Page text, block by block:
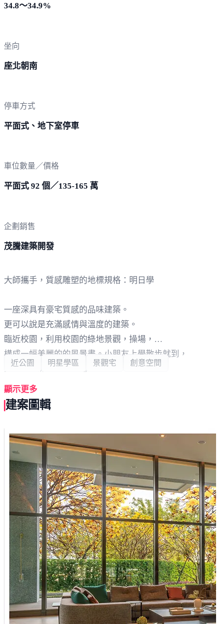
34.8～34.9%
坐向
座北朝南
停車方式
平面式、地下室停車
車位數量／價格
平面式 92 個／135-165 萬
企劃銷售
茂騰建築開發
大師攜手，質感雕塑的地標規格：明日學
一座深具有豪宅質感的品味建築。
更可以說是充滿感情與溫度的建築。
臨近校園，利用校園的綠地景觀，操場，
構成一幅美麗的的風景畫。小朋友上學散步就到，
父母亦免除接送的煩惱，
除了景觀還有便利性，入主其中一舉多得。
建築其本身，也將成為美麗的一道風景線，風光柔美，景
緻迷人。
讓人猶如置身於五星級的國際飯店。
窗外的鳥鳴，綠色的世界，無不構成美好的居家生活風
景。
讓仁武驚艷的高標生活質感，即將出現。
靜享生活便利與交通繁華，非此莫屬，
此外，採取國際化精品建材的系列組合，
更為您的生活增添美好享受。
茂騰建築開發於高雄市仁武區推出全新建案「明日學」，
目前為施工大樓店住建案，歡迎至接待中心參觀。基地坐
落在仁孝路靜巷內，周圍生活圈機能優良。開車5分鐘能
抵達學區登發國小、3分鐘即到大灣國中。走路3分鐘可到
仁孝路綠地公園、開車四分鐘可抵極限公園、大豐公園。
採買購物也很方便，只要開車3分鐘就能到全聯與登發黃
近公園 明星學區 景觀宅 創意空間
顯示更多
建案圖輯